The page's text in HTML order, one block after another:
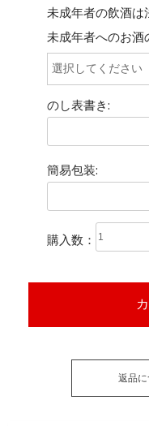
未成年者の飲酒は
未成年者へのお酒
のし表書き:
簡易包装:
購入数：
返品